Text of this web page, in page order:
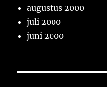
augustus 2000
juli 2000
juni 2000